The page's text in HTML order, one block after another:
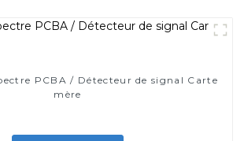
PCBA / Détecteur de signal Carte
mère